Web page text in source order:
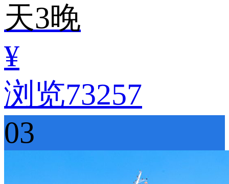
天3晚
¥
浏览73257
03